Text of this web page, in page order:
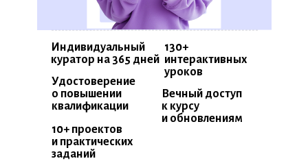
Вечный доступ
к курсу
и обновлениям
10+ проектов
и практических
заданий
Индивидуальный
куратор на 365 дней
130+
интерактивных
уроков
Удостоверение
о повышении
квалификации